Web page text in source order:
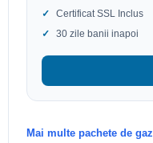
Certificat SSL Inclus
30 zile banii inapoi
Mai multe pachete de